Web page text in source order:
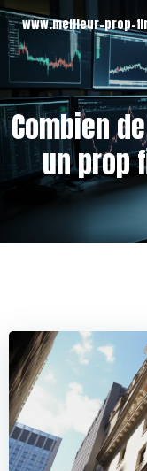
www.meilleur-prop-
Combien
un prop